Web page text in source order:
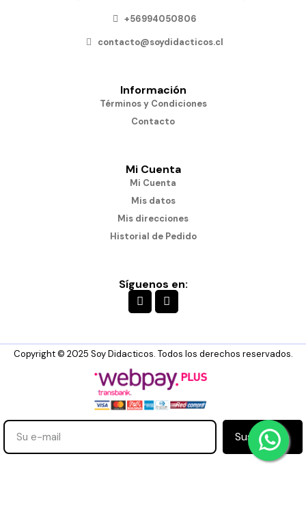
+56994050806
contacto@soydidacticos.cl
Información
Términos y Condiciones
Contacto
Mi Cuenta
Mi Cuenta
Mis datos
Mis direcciones
Historial de Pedido
Síguenos en:
Copyright © 2025 Soy Didacticos. Todos los derechos reservados.
Suscribirse